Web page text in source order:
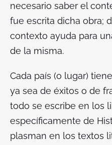
necesario saber el
fue escrita dicha obra;
contexto ayuda para
de la misma.
Cada país (o lugar)
ya sea de éxitos o de
todo se escribe en los
específicamente de
plasman en los textos